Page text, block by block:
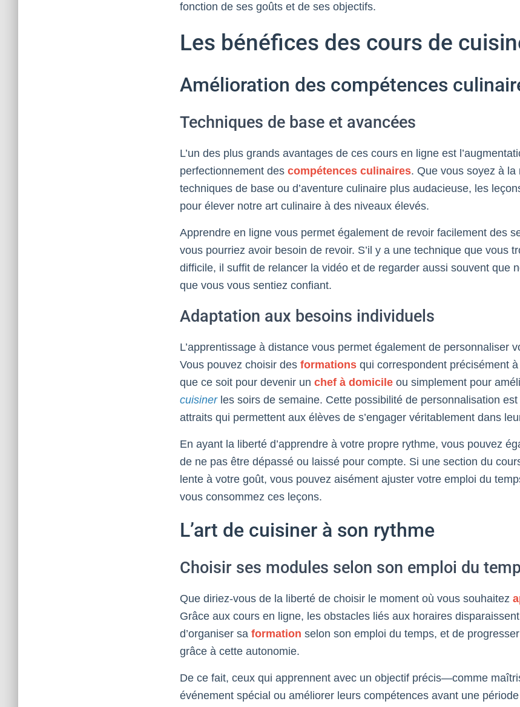
fonction de ses goûts et de ses objectifs.
Les bénéfices des cours de
Amélioration des compétences
Techniques de base et avancées
L’un des plus grands avantages de ces cours en ligne est
perfectionnement des compétences culinaires. Que vous soyez à la
techniques de base ou d’aventure culinaire plus audacieuse, les
pour élever notre art culinaire à des niveaux élevés.
Apprendre en ligne vous permet également de revoir facilement des
vous pourriez avoir besoin de revoir. S’il y a une technique que vous
difficile, il suffit de relancer la vidéo et de regarder aussi souvent que
que vous vous sentiez confiant.
Adaptation aux besoins individuels
L’apprentissage à distance vous permet également de personnaliser
Vous pouvez choisir des formations qui correspondent précisément
que ce soit pour devenir un chef à domicile ou simplement pour
cuisinerles soirs de semaine. Cette possibilité de personnalisation est
attraits qui permettent aux élèves de s’engager véritablement dans
En ayant la liberté d’apprendre à votre propre rythme, vous pouvez
de ne pas être dépassé ou laissé pour compte. Si une section du
lente à votre goût, vous pouvez aisément ajuster votre emploi du
vous consommez ces leçons.
L’art de cuisiner à son rythme
Choisir ses modules selon son emploi du
Que diriez-vous de la liberté de choisir le moment où vous souhaitez
Grâce aux cours en ligne, les obstacles liés aux horaires
d’organiser sa formation selon son emploi du temps, et de
grâce à cette autonomie.
De ce fait, ceux qui apprennent avec un objectif précis—comme
événement spécial ou améliorer leurs compétences avant une